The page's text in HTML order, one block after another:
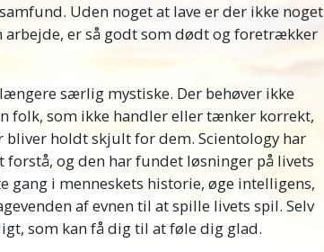
Uden noget at lave er der ikke noget
arbejde, er så godt som dødt og foretrækker
særlig mystiske. Der behøver ikke
folk, som ikke handler eller tænker korrekt,
bliver holdt skjult for dem. Scientology har
og den har fundet løsninger på livets
gang i menneskets historie, øge intelligens,
af evnen til at spille livets spil. Selv
som kan få dig til at føle dig glad.